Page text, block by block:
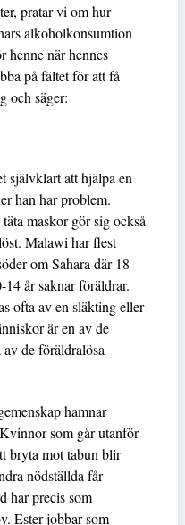
pratar vi om hur
alkoholkonsumtion
henne när hennes
på fältet för att få
och säger:
självklart att hjälpa en
han har problem.
maskor gör sig också
Malawi har flest
om Sahara där 18
år saknar föräldrar.
ofta av en släkting eller
är en av de
de föräldralösa
hamnar
som går utanför
bryta mot tabun blir
nödställda får
har precis som
Ester jobbar som